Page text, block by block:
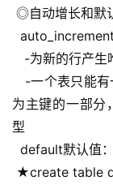
◎自动增长和默
-为新的行产生
-一个表只能有
为主键的一部分
型
default默认值
★create table